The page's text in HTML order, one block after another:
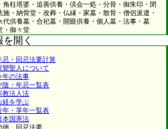
角柱塔婆・追善供養・倶会一処・分骨・御朱印・閉
・納骨堂・改葬・仏縁・家墓・散骨・僧侶派遣・
供養墓・合祀墓・開眼供養・個人墓・法事・墓
・御々堂
開く
忌・回忌法要計算
鸞聖人について
年の法事
陰・年忌一覧表
教法人法
経を学ぶ
年・享年一覧表
本国憲法
徳、回忌法要